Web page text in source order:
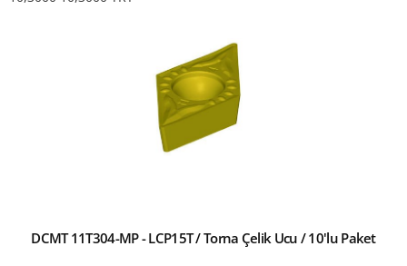
DCMT 11T304-MP - LCP15T / Torna Çelik Ucu / 10'lu Paket